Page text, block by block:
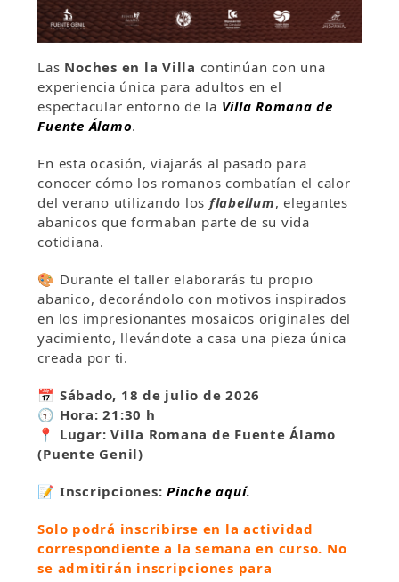
Las Noches en la Villa continúan con una
experiencia única para adultos en el
espectacular entorno de la Villa Romana de
Fuente Álamo.
En esta ocasión, viajarás al pasado para
conocer cómo los romanos combatían el calor
del verano utilizando los flabellum, elegantes
abanicos que formaban parte de su vida
cotidiana.
🎨 Durante el taller elaborarás tu propio
abanico, decorándolo con motivos inspirados
en los impresionantes mosaicos originales del
yacimiento, llevándote a casa una pieza única
creada por ti.
📅 Sábado, 18 de julio de 2026
🕤 Hora: 21:30 h
📍 Lugar: Villa Romana de Fuente Álamo
(Puente Genil)
📝 Inscripciones:Pinche aquí.
Solo podrá inscribirse en la actividad
correspondiente a la semana en curso. No
se admitirán inscripciones para